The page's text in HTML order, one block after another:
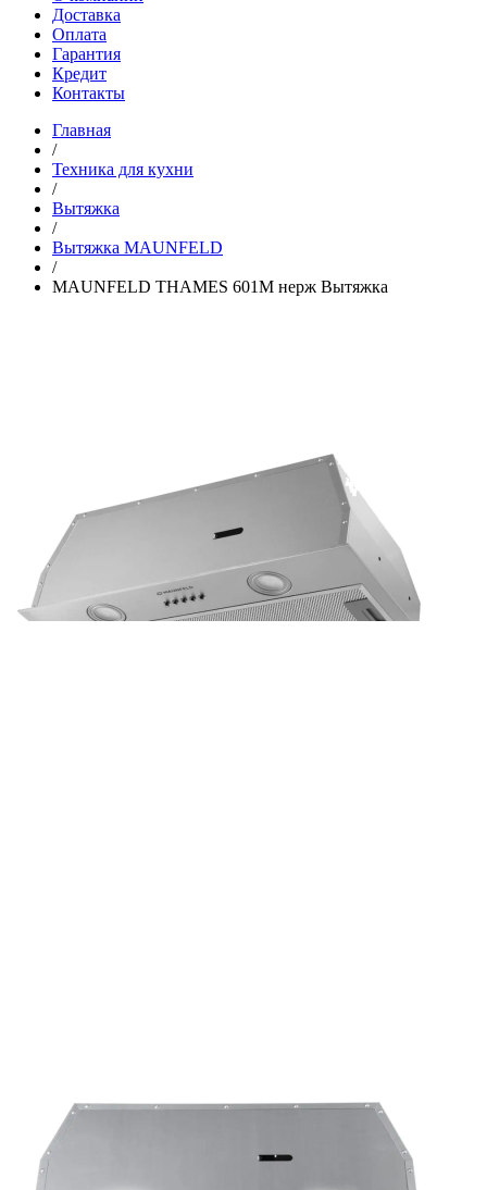
Доставка
Оплата
Гарантия
Кредит
Контакты
Главная
/
Техника для кухни
/
Вытяжка
/
Вытяжка MAUNFELD
/
MAUNFELD THAMES 601M нерж Вытяжка